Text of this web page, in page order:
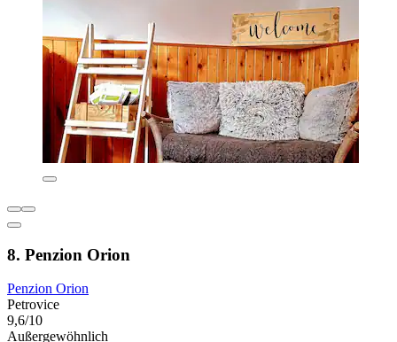
8. Penzion Orion
Penzion Orion
Petrovice
9,6/10
Außergewöhnlich